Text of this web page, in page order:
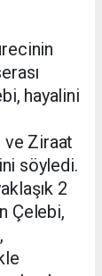
hayalini
ve Ziraat
söyledi.
2
Çelebi,